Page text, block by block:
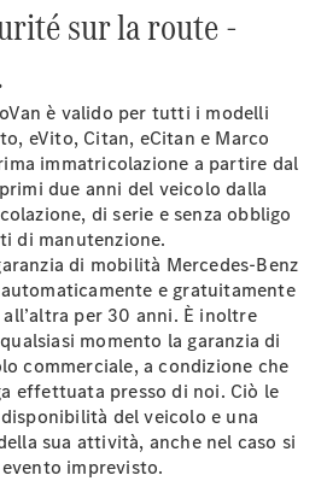
sujet
sur la route -
è valido per tutti i modelli
eVito, Citan, eCitan e Marco
immatricolazione a partire dal
due anni del veicolo dalla
di serie e senza obbligo
di manutenzione.
di mobilità Mercedes-Benz
e gratuitamente
per 30 anni. È inoltre
momento la garanzia di
commerciale, a condizione che
effettuata presso di noi. Ciò le
del veicolo e una
sua attività, anche nel caso si
imprevisto.